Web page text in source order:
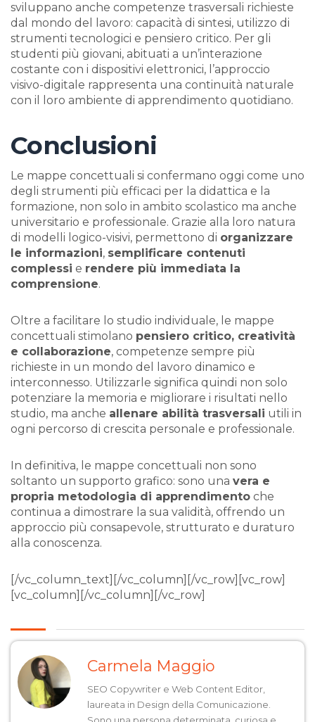
sviluppano anche competenze trasversali richieste
dal mondo del lavoro: capacità di sintesi, utilizzo di
strumenti tecnologici e pensiero critico. Per gli
studenti più giovani, abituati a un’interazione
costante con i dispositivi elettronici, l’approccio
visivo-digitale rappresenta una continuità naturale
con il loro ambiente di apprendimento quotidiano.
Conclusioni
Le mappe concettuali si confermano oggi come uno
degli strumenti più efficaci per la didattica e la
formazione, non solo in ambito scolastico ma anche
universitario e professionale. Grazie alla loro natura
di modelli logico-visivi, permettono di organizzare
le informazioni, semplificare contenuti
complessi e rendere più immediata la
comprensione.
Oltre a facilitare lo studio individuale, le mappe
concettuali stimolano pensiero critico, creatività
e collaborazione, competenze sempre più
richieste in un mondo del lavoro dinamico e
interconnesso. Utilizzarle significa quindi non solo
potenziare la memoria e migliorare i risultati nello
studio, ma anche allenare abilità trasversali utili in
ogni percorso di crescita personale e professionale.
In definitiva, le mappe concettuali non sono
soltanto un supporto grafico: sono una vera e
propria metodologia di apprendimento che
continua a dimostrare la sua validità, offrendo un
approccio più consapevole, strutturato e duraturo
alla conoscenza.
[/vc_column_text][/vc_column][/vc_row][vc_row]
[vc_column][/vc_column][/vc_row]
Carmela Maggio
SEO Copywriter e Web Content Editor,
laureata in Design della Comunicazione.